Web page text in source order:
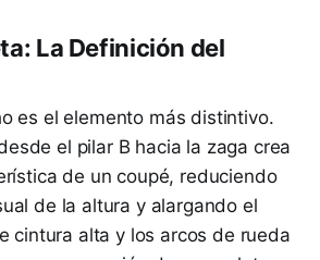
La Definición del
es el elemento más distintivo.
el pilar B hacia la zaga crea
de un coupé, reduciendo
de la altura y alargando el
cintura alta y los arcos de rueda